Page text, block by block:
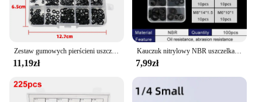
Zestaw gumowych pierścieni uszczelniających Uszczelki z gumy nitrylowej Zestaw naprawczy o-ringów wysokociśnieniowych Elastyczna opaska uszczelniająca Zestaw gumowych pierścieni O
11,19zł
Kauczuk nitrylowy NBR uszczelka pierścień silikonowy gumowy kran O-ring płaska uszczelka zestaw naprawczy o ring-.-
7,99zł